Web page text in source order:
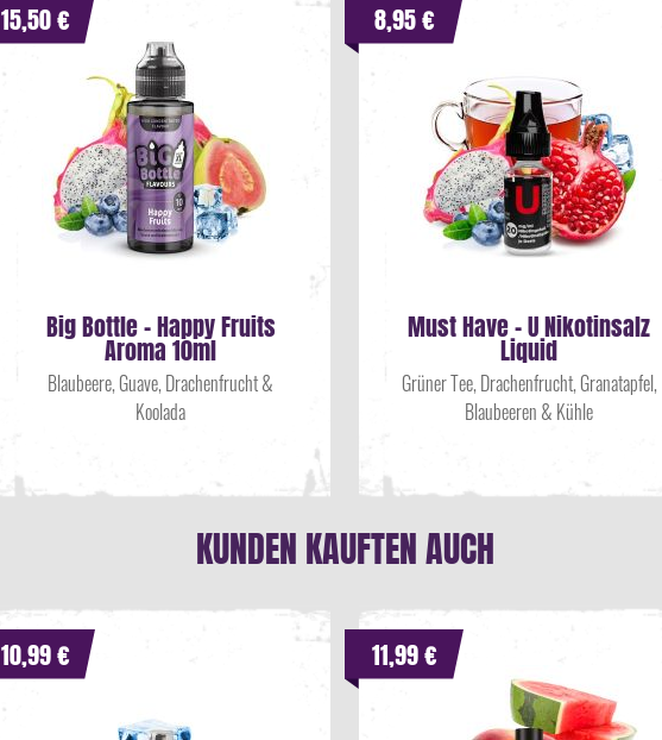
Big Bottle - Happy Fruits
Aroma 10ml
Blaubeere, Guave, Drachenfrucht &
Koolada
15,50 €
Must Have - U Nikotinsalz
Liquid
Grüner Tee, Drachenfrucht, Granatapfel,
Blaubeeren & Kühle
8,95 €
KUNDEN KAUFTEN AUCH
10,99 € 11,99 €